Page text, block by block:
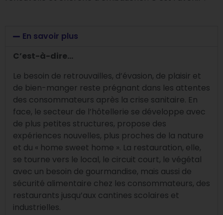
En savoir plus
C’est-à-dire…
Le besoin de retrouvailles, d’évasion, de plaisir et
de bien-manger reste prégnant dans les attentes
des consommateurs après la crise sanitaire. En
face, le secteur de l’hôtellerie se développe avec
de plus petites structures, propose des
expériences nouvelles, plus proches de la nature
et du « home sweet home ». La restauration, elle,
se tourne vers le local, le circuit court, le végétal
avec un besoin de gourmandise, mais aussi de
sécurité alimentaire chez les consommateurs, des
restaurants jusqu’aux cantines scolaires et
industrielles.